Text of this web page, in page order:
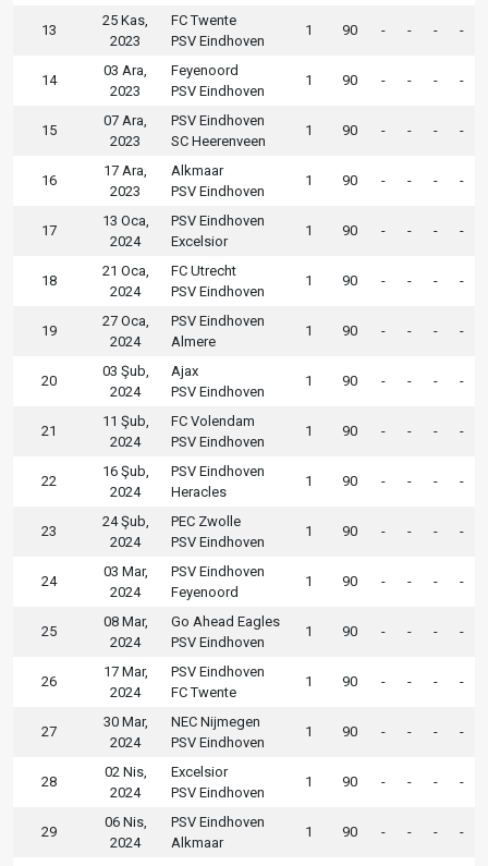
13
25 Kas,
2023
FC Twente
PSV Eindhoven
1 90 - - - -
14
03 Ara,
2023
Feyenoord
PSV Eindhoven
1 90 - - - -
15
07 Ara,
2023
PSV Eindhoven
SC Heerenveen
1 90 - - - -
16
17 Ara,
2023
Alkmaar
PSV Eindhoven
1 90 - - - -
17
13 Oca,
2024
PSV Eindhoven
Excelsior
1 90 - - - -
18
21 Oca,
2024
FC Utrecht
PSV Eindhoven
1 90 - - - -
19
27 Oca,
2024
PSV Eindhoven
Almere
1 90 - - - -
20
03 Şub,
2024
Ajax
PSV Eindhoven
1 90 - - - -
21
11 Şub,
2024
FC Volendam
PSV Eindhoven
1 90 - - - -
22
16 Şub,
2024
PSV Eindhoven
Heracles
1 90 - - - -
23
24 Şub,
2024
PEC Zwolle
PSV Eindhoven
1 90 - - - -
24
03 Mar,
2024
PSV Eindhoven
Feyenoord
1 90 - - - -
25
08 Mar,
2024
Go Ahead Eagles
PSV Eindhoven
1 90 - - - -
26
17 Mar,
2024
PSV Eindhoven
FC Twente
1 90 - - - -
27
30 Mar,
2024
NEC Nijmegen
PSV Eindhoven
1 90 - - - -
28
02 Nis,
2024
Excelsior
PSV Eindhoven
1 90 - - - -
29
06 Nis,
2024
PSV Eindhoven
Alkmaar
1 90 - - - -